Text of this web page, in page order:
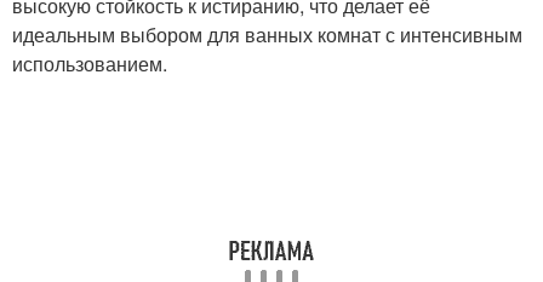
идеальным выбором для ванных комнат с интенсивным
использованием.